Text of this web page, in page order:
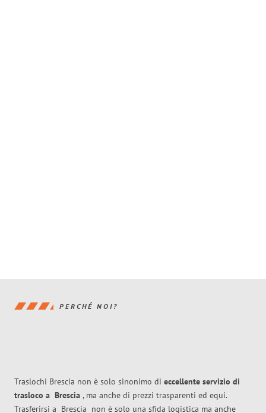
PERCHÉ NOI?
Traslochi Brescia non è solo sinonimo di eccellente servizio di
trasloco a Brescia , ma anche di prezzi trasparenti ed equi.
Trasferirsi a Brescia non è solo una sfida logistica ma anche